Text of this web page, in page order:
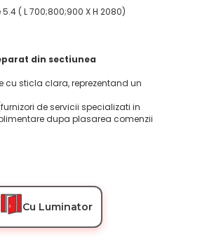
( L 700;800;900 X H 2080)
din sectiunea
cu sticla clara, reprezentand un
de servicii specializati in
dupa plasarea comenzii
Cu Luminator